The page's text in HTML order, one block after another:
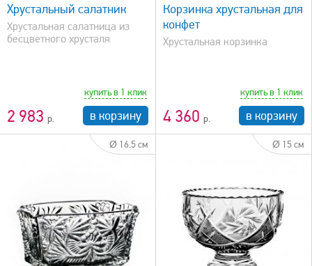
Хрустальный салатник
Хрустальная салатница из
бесцветного хрусталя
2 983
купить в 1 клик
в корзину
Корзинка хрустальная для
конфет
Хрустальная корзинка
4 360
купить в 1 клик
в корзину
Ø 16.5 см Ø 15 см